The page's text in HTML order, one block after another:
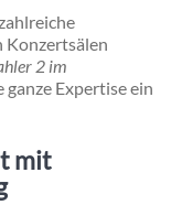
Konzertsälen
2 im
Expertise ein
mit